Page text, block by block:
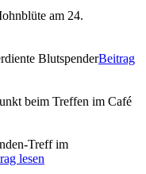
am 24.
BlutspenderBeitrag
beim Treffen im Café
Treff im
lesen